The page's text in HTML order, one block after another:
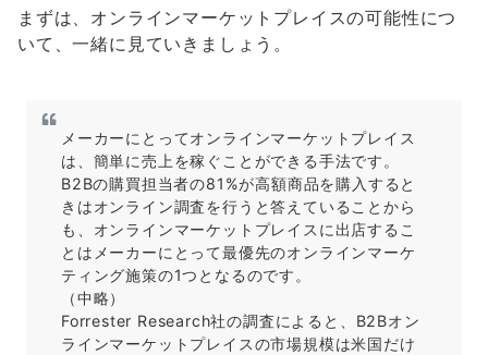
まずは、オンラインマーケットプレイスの可能性につ
いて、一緒に見ていきましょう。
メーカーにとってオンラインマーケットプレイス
は、簡単に売上を稼ぐことができる手法です。
B2Bの購買担当者の81%が高額商品を購入すると
きはオンライン調査を行うと答えていることから
も、オンラインマーケットプレイスに出店するこ
とはメーカーにとって最優先のオンラインマーケ
ティング施策の1つとなるのです。
（中略）
Forrester Research社の調査によると、B2Bオン
ラインマーケットプレイスの市場規模は米国だけ